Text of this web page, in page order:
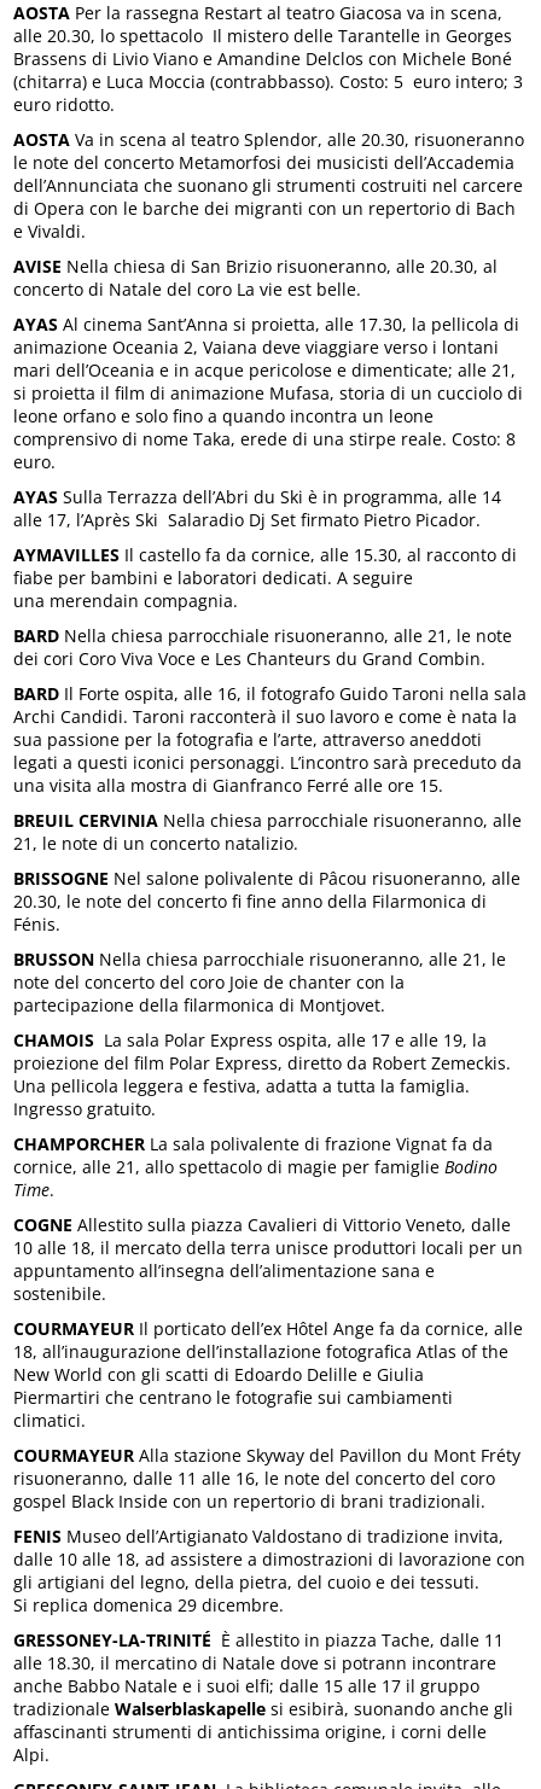
AOSTA Per la rassegna Restart al teatro Giacosa va in scena,
alle 20.30, lo spettacolo Il mistero delle Tarantelle in Georges
Brassens di Livio Viano e Amandine Delclos con Michele Boné
(chitarra) e Luca Moccia (contrabbasso). Costo: 5 euro intero; 3
euro ridotto.
AOSTA Va in scena al teatro Splendor, alle 20.30, risuoneranno
le note del concerto Metamorfosi dei musicisti dell’Accademia
dell’Annunciata che suonano gli strumenti costruiti nel carcere
di Opera con le barche dei migranti con un repertorio di Bach
e Vivaldi.
AVISE Nella chiesa di San Brizio risuoneranno, alle 20.30, al
concerto di Natale del coro La vie est belle.
AYAS Al cinema Sant’Anna si proietta, alle 17.30, la pellicola di
animazione Oceania 2, Vaiana deve viaggiare verso i lontani
mari dell’Oceania e in acque pericolose e dimenticate; alle 21,
si proietta il film di animazione Mufasa, storia di un cucciolo di
leone orfano e solo fino a quando incontra un leone
comprensivo di nome Taka, erede di una stirpe reale. Costo: 8
euro.
AYAS Sulla Terrazza dell’Abri du Ski è in programma, alle 14
alle 17, l’Après Ski Salaradio Dj Set firmato Pietro Picador.
AYMAVILLES Il castello fa da cornice, alle 15.30, al racconto di
fiabe per bambini e laboratori dedicati. A seguire
una merendain compagnia.
BARD Nella chiesa parrocchiale risuoneranno, alle 21, le note
dei cori Coro Viva Voce e Les Chanteurs du Grand Combin.
BARD Il Forte ospita, alle 16, il fotografo Guido Taroni nella sala
Archi Candidi. Taroni racconterà il suo lavoro e come è nata la
sua passione per la fotografia e l’arte, attraverso aneddoti
legati a questi iconici personaggi. L’incontro sarà preceduto da
una visita alla mostra di Gianfranco Ferré alle ore 15.
BREUIL CERVINIA Nella chiesa parrocchiale risuoneranno, alle
21, le note di un concerto natalizio.
BRISSOGNE Nel salone polivalente di Pâcou risuoneranno, alle
20.30, le note del concerto fi fine anno della Filarmonica di
Fénis.
BRUSSON Nella chiesa parrocchiale risuoneranno, alle 21, le
note del concerto del coro Joie de chanter con la
partecipazione della filarmonica di Montjovet.
CHAMOIS La sala Polar Express ospita, alle 17 e alle 19, la
proiezione del film Polar Express, diretto da Robert Zemeckis.
Una pellicola leggera e festiva, adatta a tutta la famiglia.
Ingresso gratuito.
CHAMPORCHER La sala polivalente di frazione Vignat fa da
cornice, alle 21, allo spettacolo di magie per famiglieBodino
Time.
COGNE Allestito sulla piazza Cavalieri di Vittorio Veneto, dalle
10 alle 18, il mercato della terra unisce produttori locali per un
appuntamento all’insegna dell’alimentazione sana e
sostenibile.
COURMAYEUR Il porticato dell’ex Hôtel Ange fa da cornice, alle
18, all’inaugurazione dell’installazione fotografica Atlas of the
New World con gli scatti di Edoardo Delille e Giulia
Piermartiri che centrano le fotografie sui cambiamenti
climatici.
COURMAYEURAlla stazione Skyway del Pavillon du Mont Fréty
risuoneranno, dalle 11 alle 16, le note del concerto del coro
gospel Black Inside con un repertorio di brani tradizionali.
FENIS Museo dell’Artigianato Valdostano di tradizione invita,
dalle 10 alle 18, ad assistere a dimostrazioni di lavorazione con
gli artigiani del legno, della pietra, del cuoio e dei tessuti.
Si replica domenica 29 dicembre.
GRESSONEY-LA-TRINITÉ È allestito in piazza Tache, dalle 11
alle 18.30, il mercatino di Natale dove si potrann incontrare
anche Babbo Natale e i suoi elfi; dalle 15 alle 17 il gruppo
tradizionaleWalserblaskapelle si esibirà, suonando anche gli
affascinanti strumenti di antichissima origine, i corni delle
Alpi.